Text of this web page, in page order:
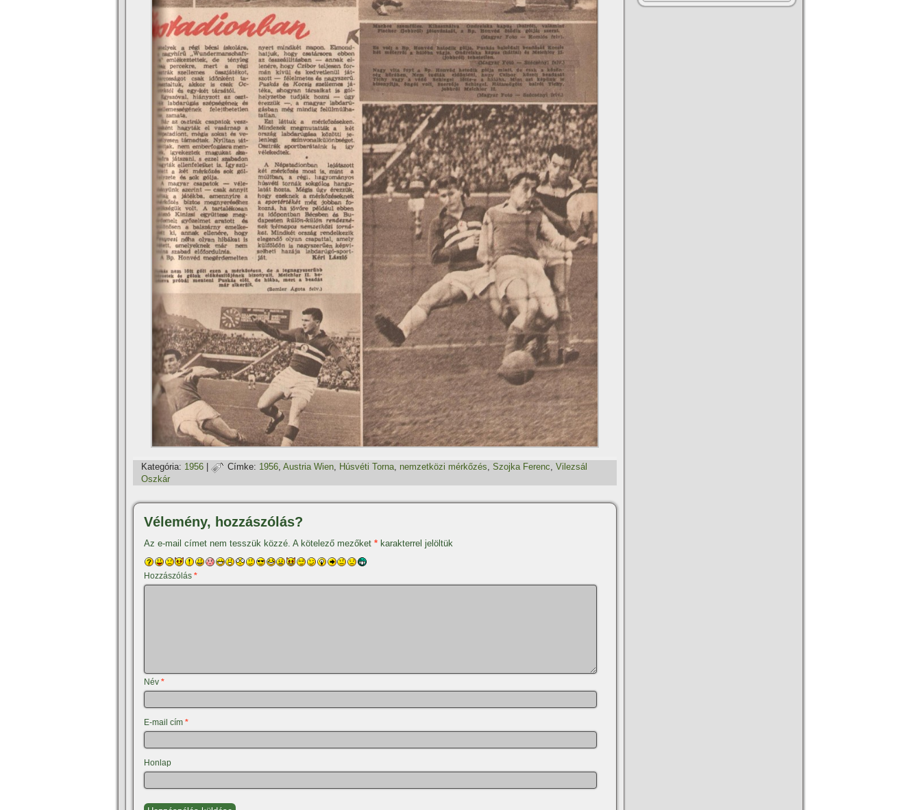
Kategória: 1956 Címke: 1956, Austria Wien, Húsvéti Torna, nemzetközi mérkőzés, Szojka Ferenc, Vilezsál
Oszkár
Vélemény, hozzászólás?
Az e-mail címet nem tesszük közzé. A kötelező mezőket * karakterrel jelöltük
Hozzászólás *
Név *
E-mail cím *
Honlap